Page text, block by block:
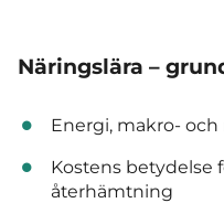
Näringslära –
Energi, makro-
Kostens betydelse
återhämtning